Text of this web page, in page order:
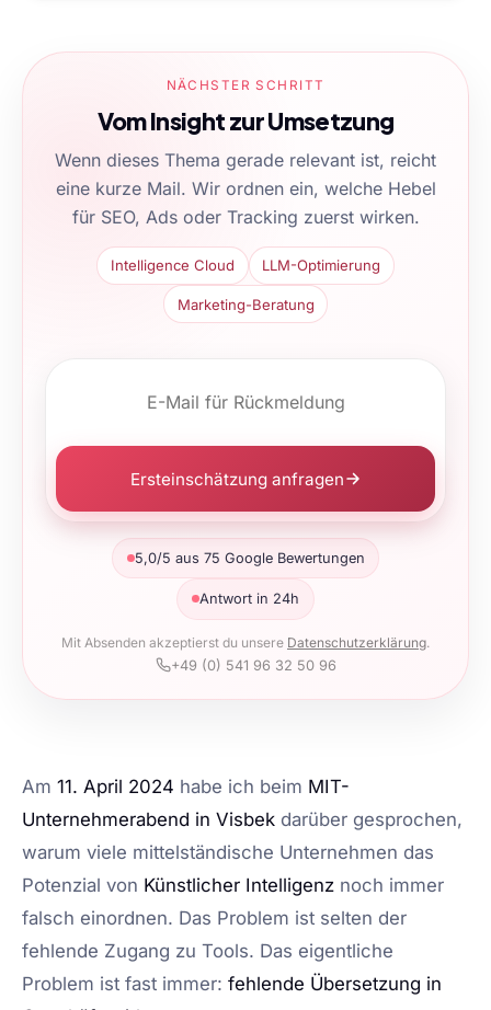
NÄCHSTER SCHRITT
Vom Insight zur Umsetzung
Wenn dieses Thema gerade relevant ist, reicht
eine kurze Mail. Wir ordnen ein, welche Hebel
für SEO, Ads oder Tracking zuerst wirken.
Intelligence Cloud LLM-Optimierung
Marketing-Beratung
Ersteinschätzung anfragen
5,0/5 aus 75 Google Bewertungen
Antwort in 24h
Mit Absenden akzeptierst du unsere Datenschutzerklärung.
+49 (0) 541 96 32 50 96
Am 11. April 2024 habe ich beim MIT-
Unternehmerabend in Visbek darüber gesprochen,
warum viele mittelständische Unternehmen das
Potenzial von Künstlicher Intelligenz noch immer
falsch einordnen. Das Problem ist selten der
fehlende Zugang zu Tools. Das eigentliche
Problem ist fast immer: fehlende Übersetzung in